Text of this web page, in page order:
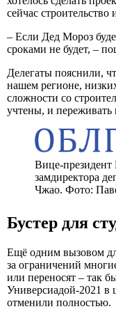
сейчас строительство
– Если Дед Мороз
сроками не будет, –
Делегаты пояснили,
нашем регионе,
сложности со
учтены, и переживать
Вице-
замдиректора
Чжао. Фото:
Бустер для
Ещё одним вызовом
за ограничений
или переносят – так
Универсиадой-2021
отменили полностью.